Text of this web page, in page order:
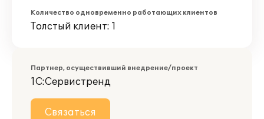
Количество одновременно работающих клиентов
Толстый клиент: 1
Партнер, осуществивший внедрение/проект
1С:Сервистренд
Связаться